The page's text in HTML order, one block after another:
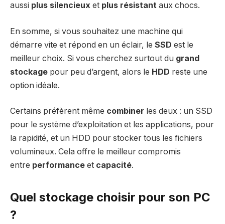
aussi plus silencieux et plus résistant aux chocs.
En somme, si vous souhaitez une machine qui
démarre vite et répond en un éclair, le SSD est le
meilleur choix. Si vous cherchez surtout du grand
stockage pour peu d’argent, alors le HDD reste une
option idéale.
Certains préfèrent même combiner les deux : un SSD
pour le système d’exploitation et les applications, pour
la rapidité, et un HDD pour stocker tous les fichiers
volumineux. Cela offre le meilleur compromis
entre performance et capacité.
Quel stockage choisir pour son PC
?